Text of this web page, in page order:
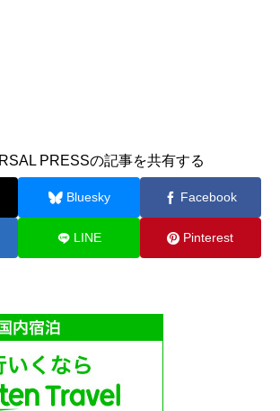
PRESSの記事を共有する
Bluesky Facebook
LINE Pinterest